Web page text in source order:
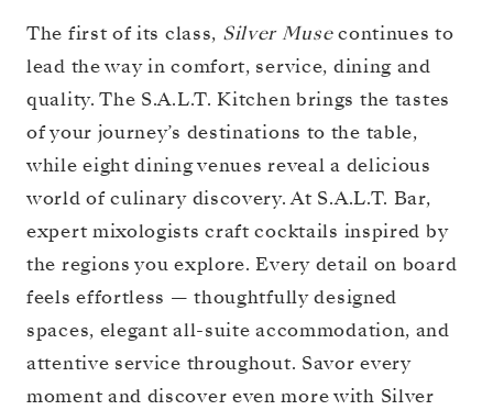
The first of its class, Silver Musecontinues to
lead the way in comfort, service, dining and
quality. The S.A.L.T. Kitchen brings the tastes
of your journey’s destinations to the table,
while eight dining venues reveal a delicious
world of culinary discovery. At S.A.L.T. Bar,
expert mixologists craft cocktails inspired by
the regions you explore. Every detail on board
feels effortless — thoughtfully designed
spaces, elegant all-suite accommodation, and
attentive service throughout. Savor every
moment and discover even more with Silver